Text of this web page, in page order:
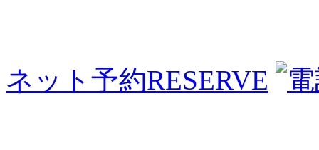
ネット予約RESERVE